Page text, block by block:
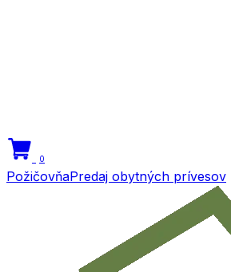
0
PožičovňaPredaj obytných prívesov